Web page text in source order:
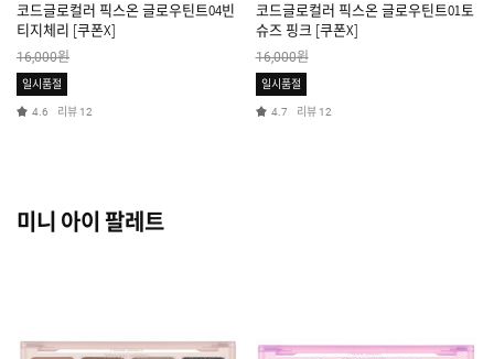
코드글로컬러 픽스온 글로우틴트04빈
티지체리 [쿠폰X]
16,000원
일시품절
4.6 리뷰 12
코드글로컬러 픽스온 글로우틴트01토
슈즈 핑크 [쿠폰X]
16,000원
일시품절
4.7 리뷰 12
미니 아이 팔레트